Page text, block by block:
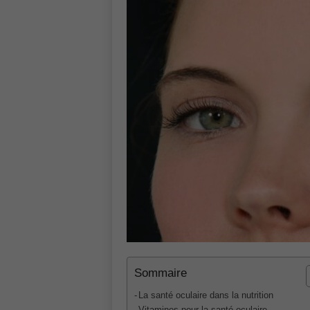
Sommaire
La santé oculaire dans la nutrition